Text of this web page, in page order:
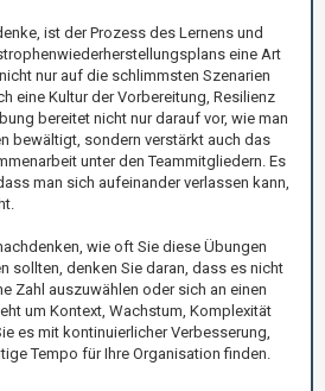
ist der Prozess des Lernens und
eine Art
nur auf die schlimmsten Szenarien
eine Kultur der Vorbereitung, Resilienz
bereitet nicht nur darauf vor, wie man
bewältigt, sondern verstärkt auch das
unter den Teammitgliedern. Es
man sich aufeinander verlassen kann,
wie oft Sie diese Übungen
sollten, denken Sie daran, dass es nicht
Zahl auszuwählen oder sich an einen
um Kontext, Wachstum, Komplexität
es mit kontinuierlicher Verbesserung,
Tempo für Ihre Organisation finden.